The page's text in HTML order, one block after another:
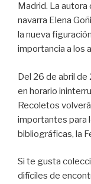
Madrid. La
navarra Elena
la nueva
importancia a los
Del 26 de abril
en horario
Recoletos
importantes para
bibliográficas, la
Si te gusta
difíciles de